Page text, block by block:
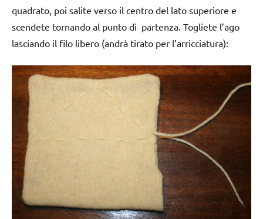
quadrato, poi salite verso il centro del lato superiore e
scendete tornando al punto di partenza. Togliete l’ago
lasciando il filo libero (andrà tirato per l’arricciatura):